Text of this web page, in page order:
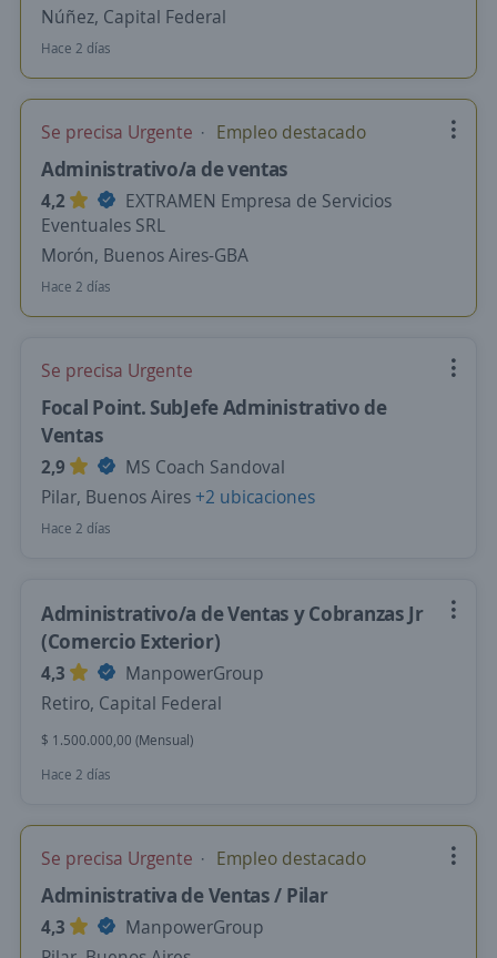
Núñez, Capital Federal
Hace 2 días
Se precisa Urgente Empleo destacado
Administrativo/a de ventas
4,2
EXTRAMEN Empresa de Servicios
Eventuales SRL
Morón, Buenos Aires-GBA
Hace 2 días
Se precisa Urgente
Focal Point. SubJefe Administrativo de
Ventas
2,9
MS Coach Sandoval
Pilar, Buenos Aires +2 ubicaciones
Hace 2 días
Administrativo/a de Ventas y Cobranzas Jr
(Comercio Exterior)
4,3
ManpowerGroup
Retiro, Capital Federal
$ 1.500.000,00 (Mensual)
Hace 2 días
Se precisa Urgente Empleo destacado
Administrativa de Ventas / Pilar
4,3
ManpowerGroup